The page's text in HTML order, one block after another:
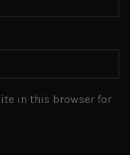
in this browser for